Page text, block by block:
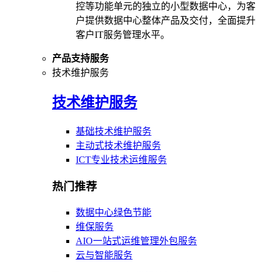
控等功能单元的独立的小型数据中心，为客
户提供数据中心整体产品及交付，全面提升
客户IT服务管理水平。
产品支持服务
技术维护服务
技术维护服务
基础技术维护服务
主动式技术维护服务
ICT专业技术运维服务
热门推荐
数据中心绿色节能
维保服务
AIO一站式运维管理外包服务
云与智能服务